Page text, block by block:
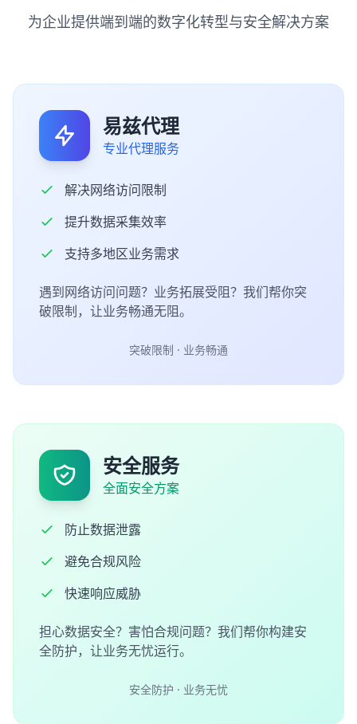
为企业提供端到端的数字化转型与安全解决方案
易兹代理
专业代理服务
解决网络访问限制
提升数据采集效率
支持多地区业务需求
遇到网络访问问题？业务拓展受阻？我们帮你突
破限制，让业务畅通无阻。
突破限制 · 业务畅通
安全服务
全面安全方案
防止数据泄露
避免合规风险
快速响应威胁
担心数据安全？害怕合规问题？我们帮你构建安
全防护，让业务无忧运行。
安全防护 · 业务无忧